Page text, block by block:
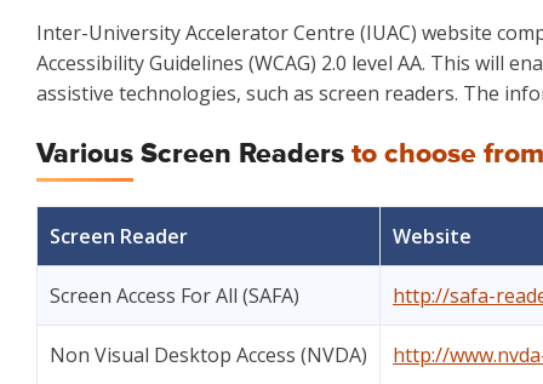
Inter-University Accelerator Centre (IUAC) website
Accessibility Guidelines (WCAG) 2.0 level AA. This will
assistive technologies, such as screen readers. The
Various Screen Readers to choose from
Screen Reader Website
Screen Access For All (SAFA) http://safa-
Non Visual Desktop Access (NVDA) http://